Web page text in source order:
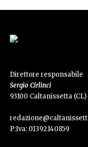
Direttore responsabile
Sergio Cirlinci
93100 Caltanissetta (CL)
P:Iva: 01392140859